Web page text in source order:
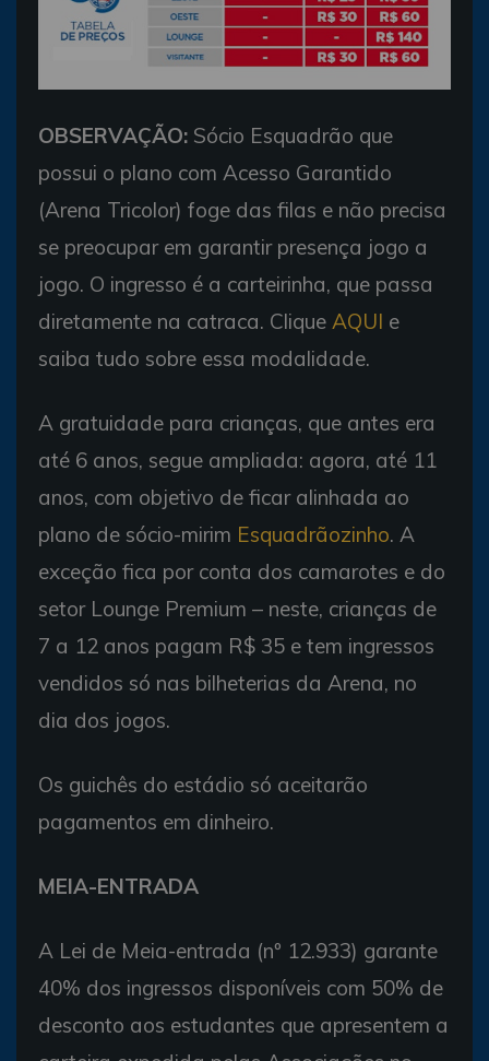
OBSERVAÇÃO: Sócio Esquadrão que
possui o plano com Acesso Garantido
(Arena Tricolor) foge das filas e não precisa
se preocupar em garantir presença jogo a
jogo. O ingresso é a carteirinha, que passa
diretamente na catraca. Clique AQUI e
saiba tudo sobre essa modalidade.
A gratuidade para crianças, que antes era
até 6 anos, segue ampliada: agora, até 11
anos, com objetivo de ficar alinhada ao
plano de sócio-mirim Esquadrãozinho. A
exceção fica por conta dos camarotes e do
setor Lounge Premium – neste, crianças de
7 a 12 anos pagam R$ 35 e tem ingressos
vendidos só nas bilheterias da Arena, no
dia dos jogos.
Os guichês do estádio só aceitarão
pagamentos em dinheiro.
MEIA-ENTRADA
A Lei de Meia-entrada (nº 12.933) garante
40% dos ingressos disponíveis com 50% de
desconto aos estudantes que apresentem a